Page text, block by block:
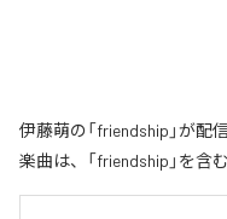
伊藤萌の「friendship」が
楽曲は、「friendship」を含